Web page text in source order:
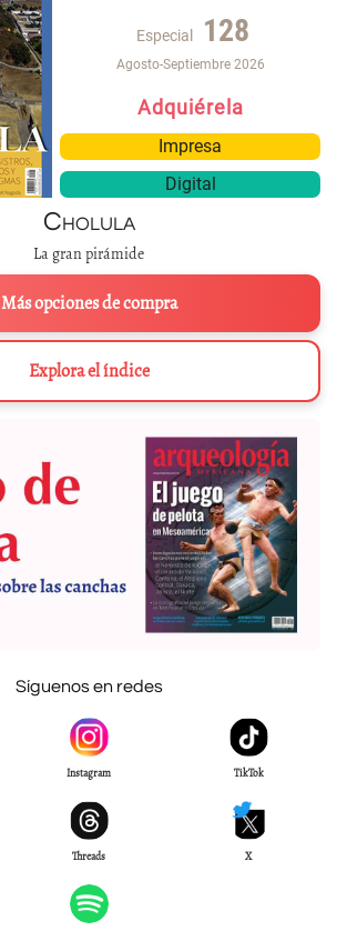
Especial 128
Agosto-Septiembre 2026
Adquiérela
Impresa
Digital
Cholula
La gran pirámide
Más opciones de compra
Explora el índice
Síguenos en redes
Instagram TikTok
Threads X